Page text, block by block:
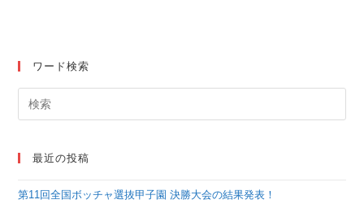
ワード検索
最近の投稿
第11回全国ボッチャ選抜甲子園 決勝大会の結果発表！